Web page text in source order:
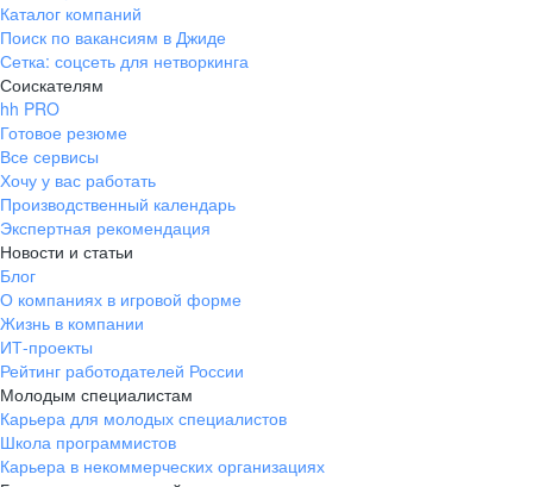
Каталог компаний
Поиск по вакансиям в Джиде
Сетка: соцсеть для нетворкинга
Соискателям
hh PRO
Готовое резюме
Все сервисы
Хочу у вас работать
Производственный календарь
Экспертная рекомендация
Новости и статьи
Блог
О компаниях в игровой форме
Жизнь в компании
ИТ-проекты
Рейтинг работодателей России
Молодым специалистам
Карьера для молодых специалистов
Школа программистов
Карьера в некоммерческих организациях